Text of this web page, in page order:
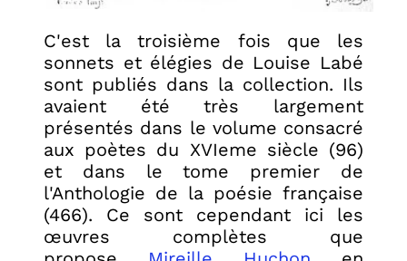
C'est la troisième fois que les
sonnets et élégies de Louise Labé
sont publiés dans la collection. Ils
avaient été très largement
présentés dans le volume consacré
aux poètes du XVIeme siècle (96)
et dans le tome premier de
l'Anthologie de la poésie française
(466). Ce sont cependant ici les
œuvres complètes que